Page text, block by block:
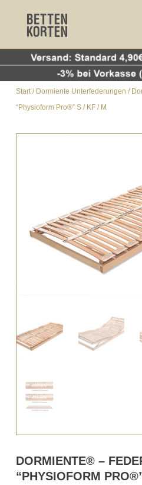
Start/ Dormiente Unterfederungen /
“Physioform Pro®” S / KF / M
DORMIENTE® –
“PHYSIOFORM